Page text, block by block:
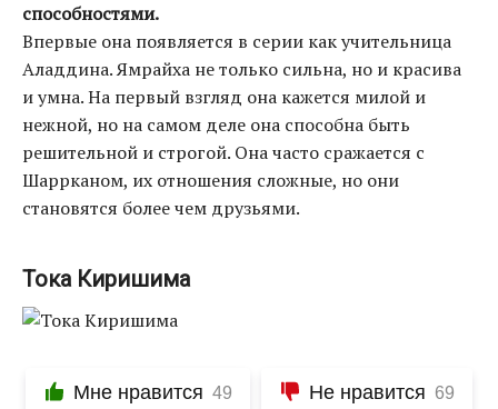
способностями.
Впервые она появляется в серии как учительница
Аладдина. Ямрайха не только сильна, но и красива
и умна. На первый взгляд она кажется милой и
нежной, но на самом деле она способна быть
решительной и строгой. Она часто сражается с
Шаррканом, их отношения сложные, но они
становятся более чем друзьями.
Тока Киришима
Мне нравится 49 Не нравится 69